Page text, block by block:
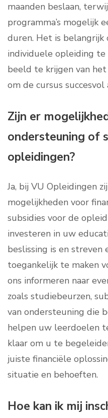
maanden beslaan,
programma’s mogelijk
duren. Het is belangrijk
individuele opleiding te
beeld te krijgen van
om de cursus
Zijn er
ondersteuning of
opleidingen?
Ja, bij VU Opleidingen
mogelijkheden voor
subsidies voor de
investeren in uw
beslissing is en streven
toegankelijk te maken
ons informeren naar
zoals studiebeurzen,
van ondersteuning die
helpen uw leerdoelen
klaar om u te
juiste financiële
situatie en behoeften.
Hoe kan ik mij